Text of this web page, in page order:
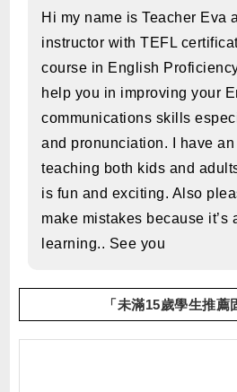
Hi my name is Teacher Eva
instructor with TEFL
course in English
help you in improving your
communications skills
and pronunciation. I have
teaching both kids and
is fun and exciting. Also
make mistakes because it’s
learning.. See you
「未滿15歲學生推薦